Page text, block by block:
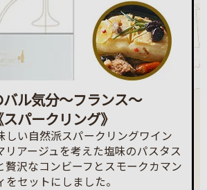
ル気分～フランス～
スパークリング》
しい自然派スパークリングワイン
リアージュを考えた塩味のパスタス
贅沢なコンビーフとスモークカマン
セットにしました。